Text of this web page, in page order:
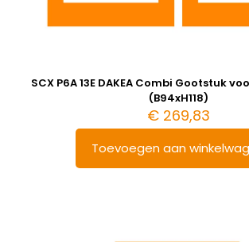
SCX P6A 13E DAKEA Combi Gootstuk
(B94xH118)
€269,83
Toevoegen aan